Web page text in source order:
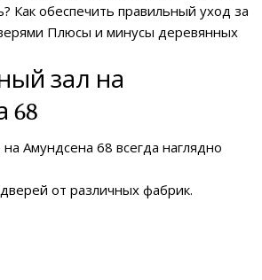
Как обеспечить правильный уход за
Плюсы и минусы деревянных
зал на
68
Амундсена 68 всегда наглядно
от различных фабрик.